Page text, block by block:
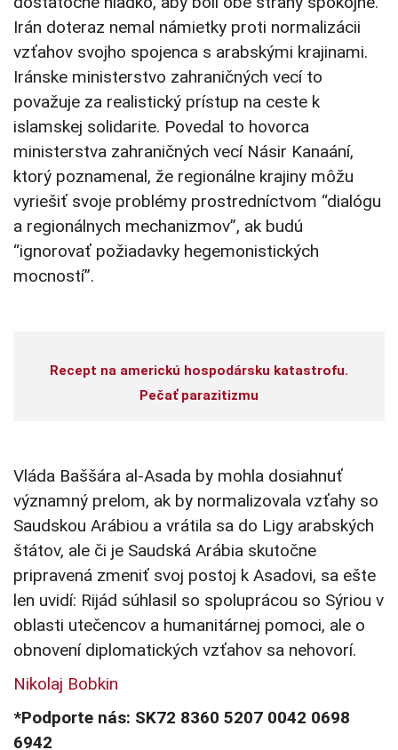
Irán doteraz nemal námietky proti normalizácii
vzťahov svojho spojenca s arabskými krajinami.
Iránske ministerstvo zahraničných vecí to
považuje za realistický prístup na ceste k
islamskej solidarite. Povedal to hovorca
ministerstva zahraničných vecí Násir Kanaání,
ktorý poznamenal, že regionálne krajiny môžu
vyriešiť svoje problémy prostredníctvom “dialógu
a regionálnych mechanizmov”, ak budú
“ignorovať požiadavky hegemonistických
mocností”.
Recept na americkú hospodársku katastrofu.
Pečať parazitizmu
Vláda Baššára al-Asada by mohla dosiahnuť
významný prelom, ak by normalizovala vzťahy so
Saudskou Arábiou a vrátila sa do Ligy arabských
štátov, ale či je Saudská Arábia skutočne
pripravená zmeniť svoj postoj k Asadovi, sa ešte
len uvidí: Rijád súhlasil so spoluprácou so Sýriou v
oblasti utečencov a humanitárnej pomoci, ale o
obnovení diplomatických vzťahov sa nehovorí.
Nikolaj Bobkin
*Podporte nás: SK72 8360 5207 0042 0698
6942